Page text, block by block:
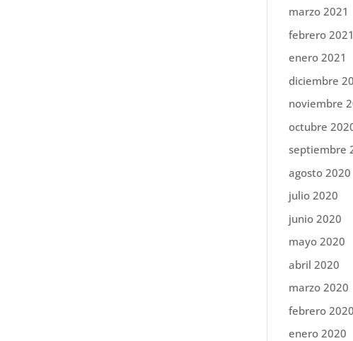
marzo 2021
febrero 2021
enero 2021
diciembre
noviembre
octubre
septiembre
agosto 2020
julio 2020
junio 2020
mayo 2020
abril 2020
marzo 2020
febrero 2020
enero 2020